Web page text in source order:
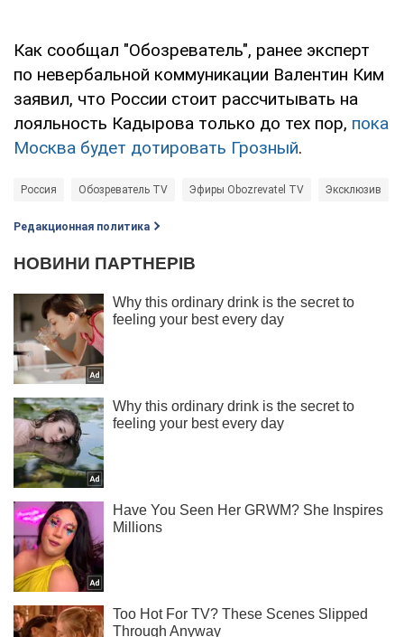
Как сообщал "Обозреватель", ранее эксперт
по невербальной коммуникации Валентин Ким
заявил, что России стоит рассчитывать на
лояльность Кадырова только до тех пор, пока
Москва будет дотировать Грозный.
Россия Обозреватель TV Эфиры Obozrevatel TV Эксклюзив
Редакционная политика